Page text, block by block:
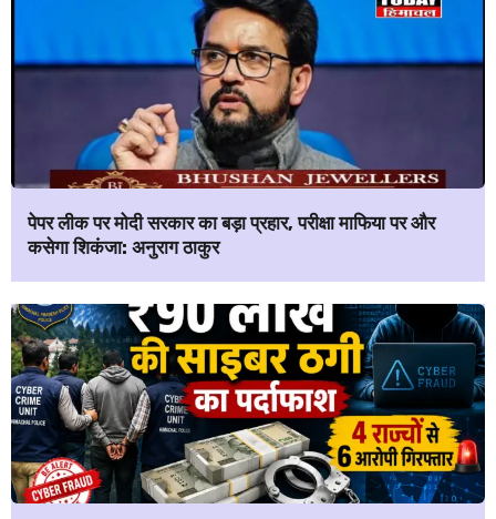
पेपर लीक पर मोदी सरकार का बड़ा प्रहार, परीक्षा माफिया पर और
कसेगा शिकंजा: अनुराग ठाकुर